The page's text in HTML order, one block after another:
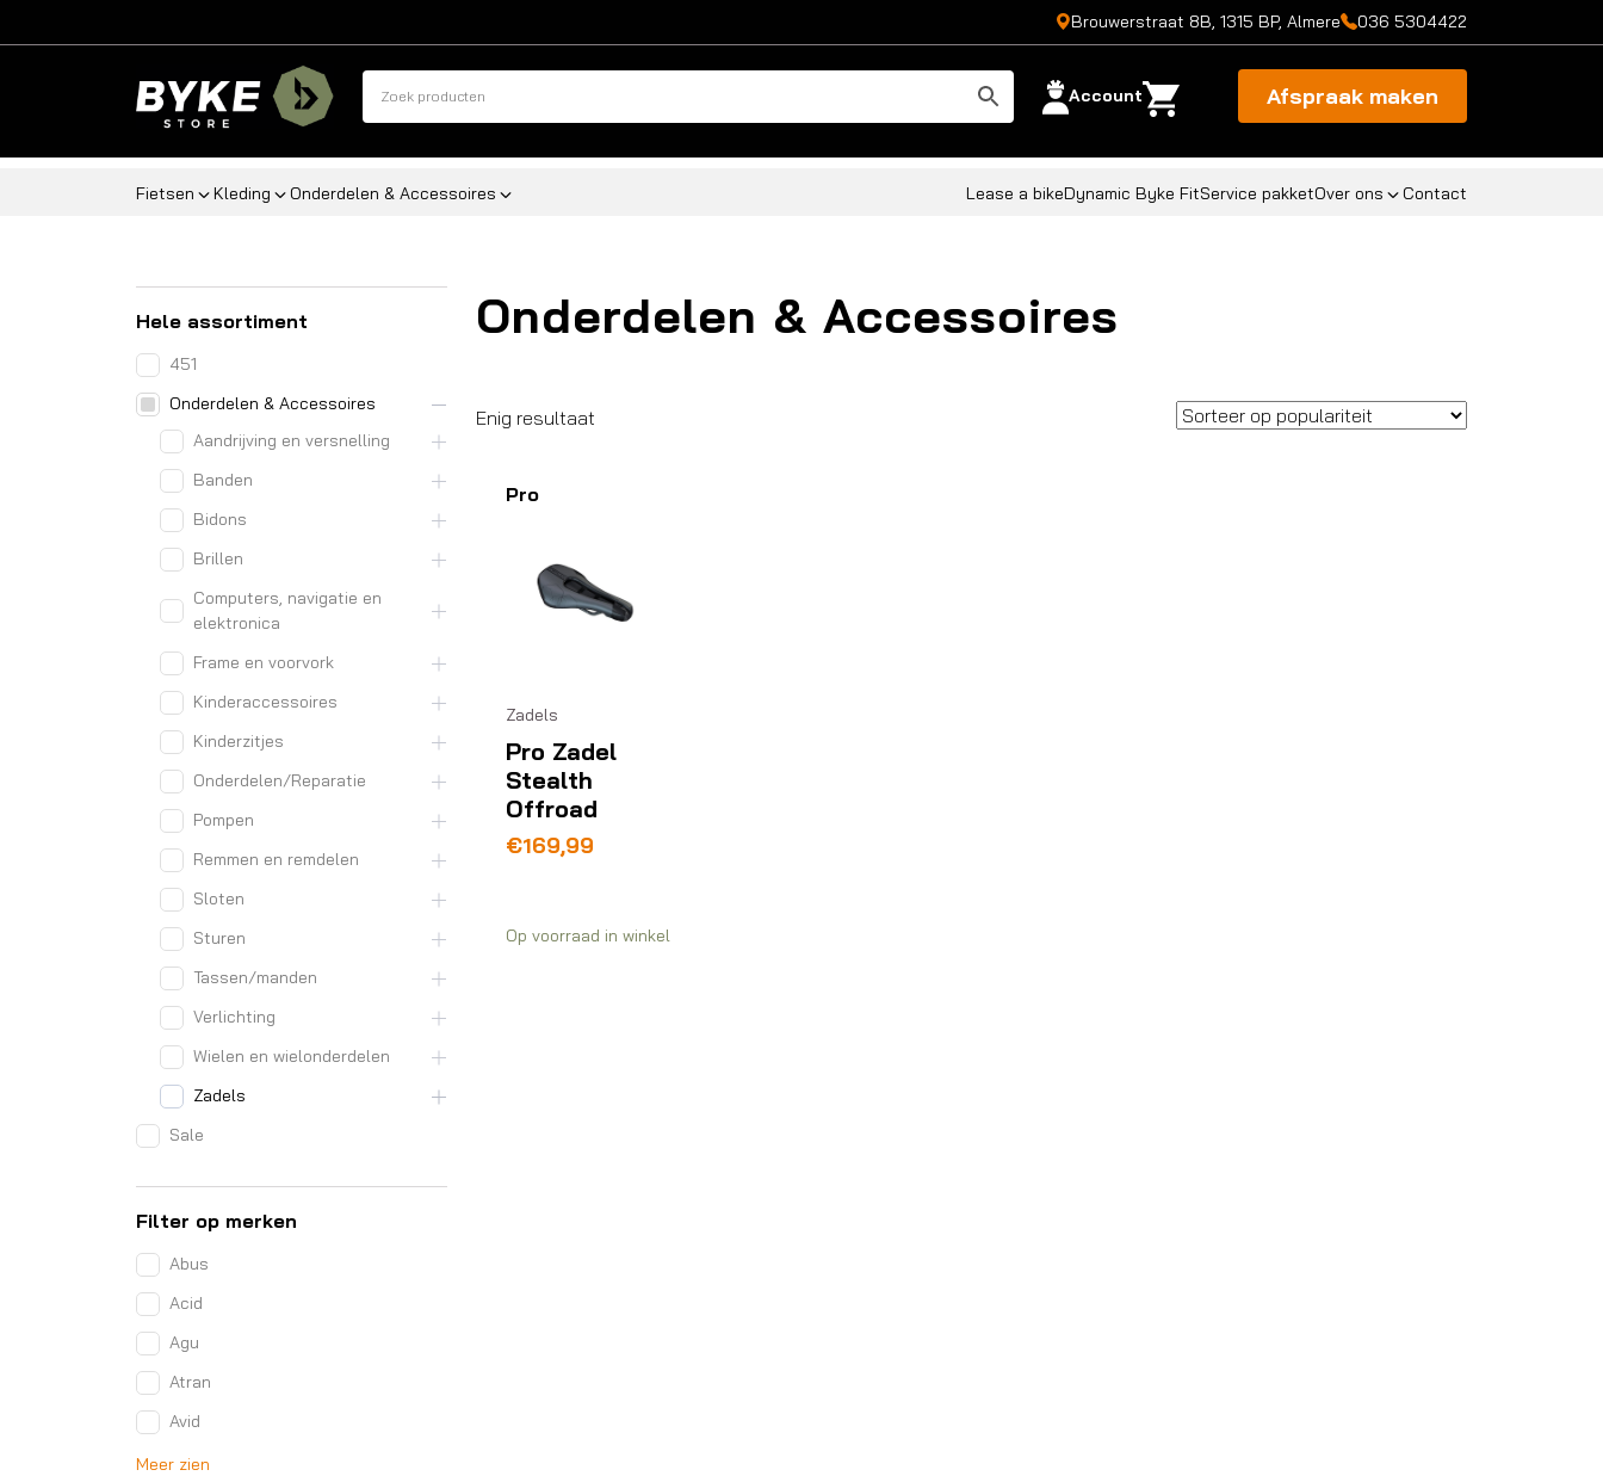
Brouwerstraat 8B, 1315 BP, Almere 036 5304422
Account Afspraak maken
Fietsen Kleding Onderdelen & Accessoires Lease a bikeDynamic Byke FitService pakketOver ons Contact
Hele assortiment
451
Onderdelen & Accessoires
Aandrijving en versnelling
Banden
Bidons
Brillen
Computers, navigatie en
elektronica
Frame en voorvork
Kinderaccessoires
Kinderzitjes
Onderdelen/Reparatie
Pompen
Remmen en remdelen
Sloten
Sturen
Tassen/manden
Verlichting
Wielen en wielonderdelen
Zadels
Sale
Filter op merken
Abus
Acid
Agu
Atran
Avid
Meer zien
Onderdelen & Accessoires
Enig resultaat
Pro
Zadels
Pro Zadel
Stealth
Offroad
€169,99
Op voorraad in winkel